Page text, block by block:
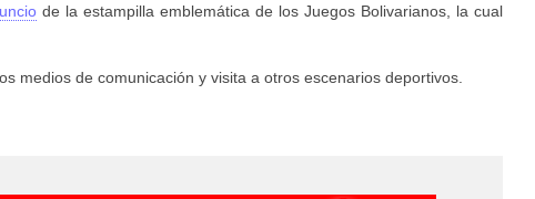
de la estampilla emblemática de los Juegos Bolivarianos, la cual
medios de comunicación y visita a otros escenarios deportivos.